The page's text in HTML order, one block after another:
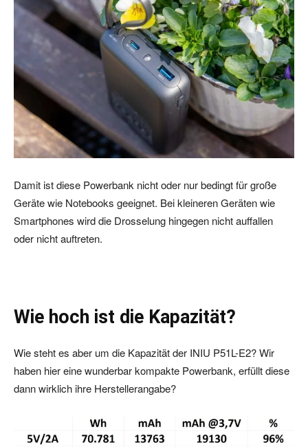
Damit ist diese Powerbank nicht oder nur bedingt für große
Geräte wie Notebooks geeignet. Bei kleineren Geräten wie
Smartphones wird die Drosselung hingegen nicht auffallen
oder nicht auftreten.
Wie hoch ist die Kapazität?
Wie steht es aber um die Kapazität der INIU P51L-E2? Wir
haben hier eine wunderbar kompakte Powerbank, erfüllt diese
dann wirklich ihre Herstellerangabe?